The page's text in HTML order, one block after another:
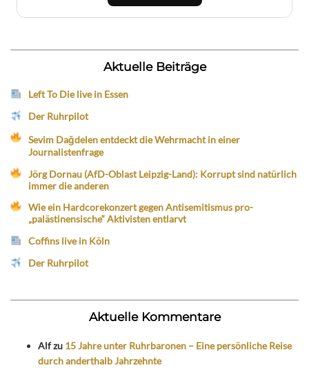
Aktuelle Beiträge
Left To Die live in Essen
Der Ruhrpilot
Sevim Dağdelen entdeckt die Wehrmacht in einer
Journalistenfrage
Jörg Dornau (AfD-Oblast Leipzig-Land): Korrupt sind natürlich
immer die anderen
Wie ein Hardcorekonzert gegen Antisemitismus pro-
„palästinensische“ Aktivisten entlarvt
Coffins live in Köln
Der Ruhrpilot
Aktuelle Kommentare
Alfzu 15 Jahre unter Ruhrbaronen – Eine persönliche Reise
durch anderthalb Jahrzehnte